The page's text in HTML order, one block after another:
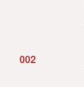
002